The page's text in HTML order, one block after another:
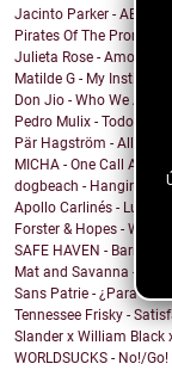
Jacinto Parker - AEIOU
Pirates Of The
Julieta Rose - Amor
Matilde G - My Instincts
Don Jio - Who We Are
Pedro Mulix - Todo Ok
Pär Hagström - All God’s
MICHA - One Call Away
dogbeach - Hanging
Apollo Carlinés - Luna
Forster & Hopes -
SAFE HAVEN - Barry
Mat and Savanna -
Sans Patrie - ¿Para Qué?
Tennessee Frisky -
Slander x William Black
WORLDSUCKS - No!/Go!